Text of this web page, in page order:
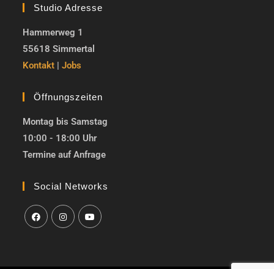
Studio Adresse
Hammerweg 1
55618 Simmertal
Kontakt |Jobs
Öffnungszeiten
Montag bis Samstag
10:00 - 18:00 Uhr
Termine auf Anfrage
Social Networks